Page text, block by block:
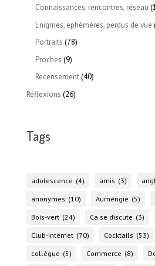
Connaissances, rencontres, réseau
Enigmes, ephémères, perdus de vue
Portraits (78)
Proches (9)
Recensement(40)
Réflexions (26)
Tags
adolescence (4) amis (3)
anonymes (10) Aumérigie (5)
Bois-vert (24) Ca se discute (3)
Club-Internet (70) Cocktails (53)
collègue (5) Commerce (8)